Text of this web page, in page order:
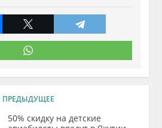
ПРЕДЫДУЩЕЕ
50% скидку на детские